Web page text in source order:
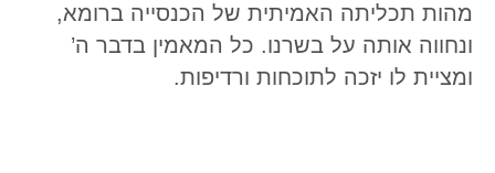
מהות תכליתה האמיתית של הכנסייה ברומא,
ונחווה אותה על בשרנו. כל המאמין בדבר ה’
ומציית לו יזכה לתוכחות ורדיפות.